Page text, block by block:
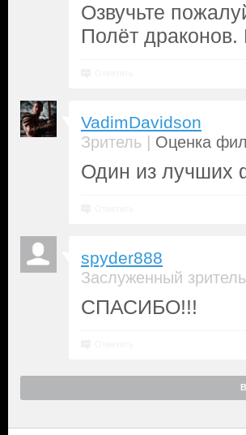
Озвучьте
Полёт
VadimDavidson
Зритель | Оценка
Один из лучших
spyder888
Заслуженный зритель
СПАСИБО!!!